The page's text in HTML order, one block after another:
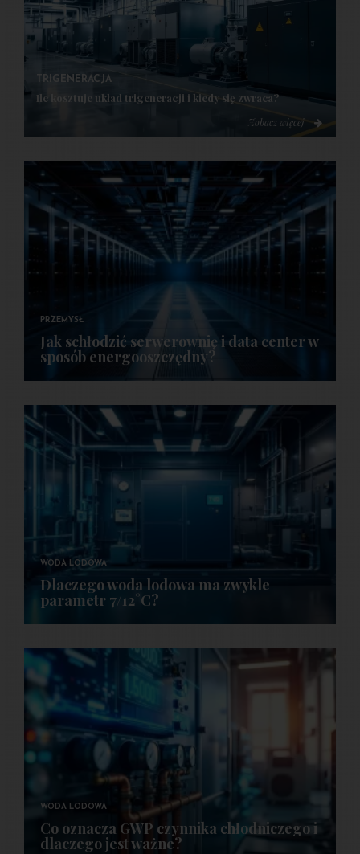
TRIGENERACJA
Ile kosztuje układ trigeneracji i kiedy się zwraca?
Zobacz więcej
PRZEMYSŁ
Jak schłodzić serwerownię i data center w
sposób energooszczędny?
WODA LODOWA
Dlaczego woda lodowa ma zwykle
parametr 7/12°C?
WODA LODOWA
Co oznacza GWP czynnika chłodniczego i
dlaczego jest ważne?